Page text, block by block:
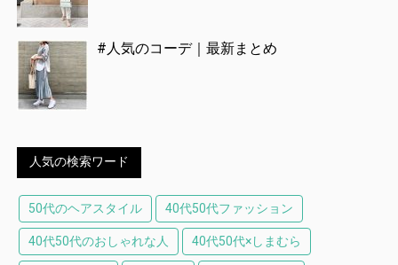
#人気のコーデ｜最新まとめ
人気の検索ワード
50代のヘアスタイル 40代50代ファッション
40代50代のおしゃれな人 40代50代×しまむら